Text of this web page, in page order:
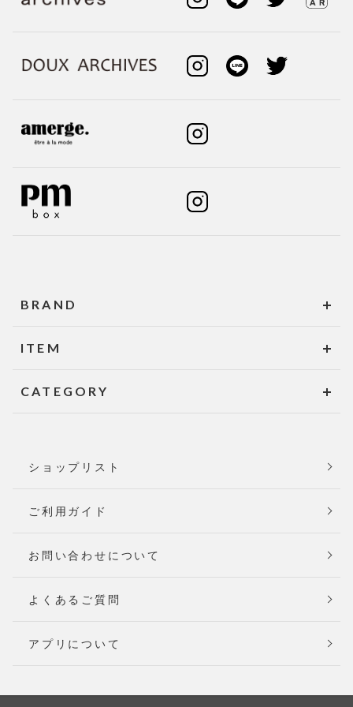
BRAND
ITEM
CATEGORY
ショップリスト
ご利用ガイド
お問い合わせについて
よくあるご質問
アプリについて